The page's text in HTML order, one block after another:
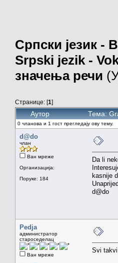
Српски језик -
Srpski jezik -
значења речи
Странице: [1]
Аутор Тема:
0 чланова и 1 гост прегледају ову тему.
d@do
члан
Ван мреже
Организација:
Поруке: 184
Da li
kasnije
d@do
Pedja
администратор
староседелац
Ван мреже
Svi